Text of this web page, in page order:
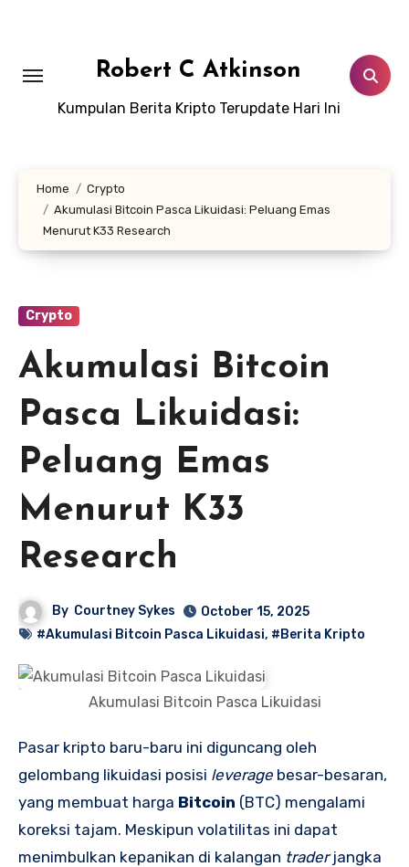
Robert C Atkinson
Kumpulan Berita Kripto Terupdate Hari Ini
Home
Crypto
Akumulasi Bitcoin Pasca Likuidasi: Peluang Emas
Menurut K33 Research
Crypto
Akumulasi Bitcoin
Pasca Likuidasi:
Peluang Emas
Menurut K33
Research
By Courtney Sykes
October 15, 2025
#Akumulasi Bitcoin Pasca Likuidasi, #Berita Kripto
Akumulasi Bitcoin Pasca Likuidasi
Pasar kripto baru-baru ini diguncang oleh
gelombang likuidasi posisi leverage besar-besaran,
yang membuat harga Bitcoin (BTC) mengalami
koreksi tajam. Meskipun volatilitas ini dapat
menimbulkan kepanikan di kalangan traderjangka